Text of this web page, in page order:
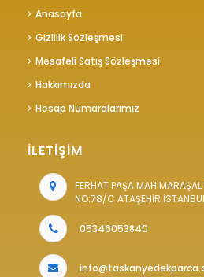
Anasayfa
Gizlilik Sözleşmesi
Mesafeli Satış Sözleşmesi
Hakkımızda
Hesap Numaralarımız
İLETİŞİM
FERHAT PAŞA MAH
NO:78/C ATAŞEHİR
05346053840